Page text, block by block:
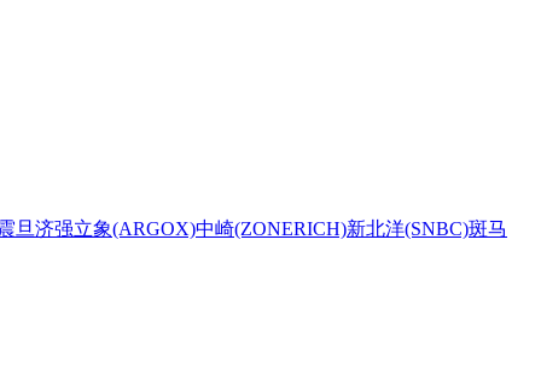
旦济强立象(ARGOX)中崎(ZONERICH)新北洋(SNBC)斑马